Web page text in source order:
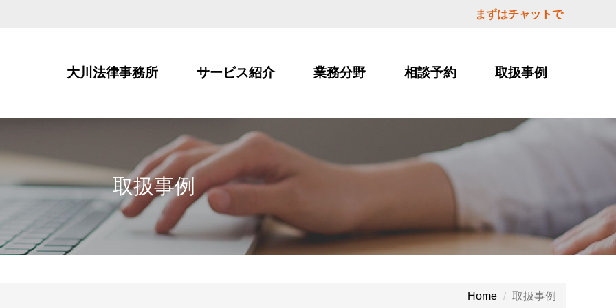
まずはチャットで
大川法律事務所 サービス紹介 業務分野 相談予約 取扱事例
取扱事例
Home 取扱事例